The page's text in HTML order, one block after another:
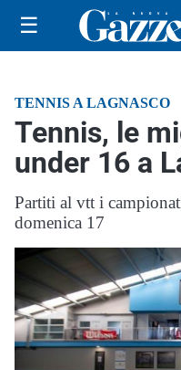
☰
TENNIS A LAGNASCO
Tennis, le
under 16 a
Partiti al vtt i
domenica 17